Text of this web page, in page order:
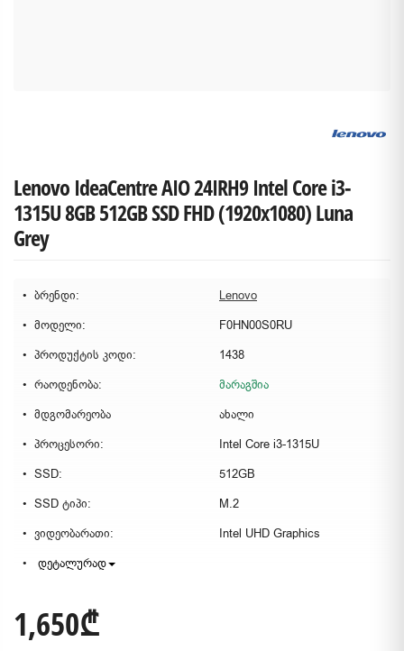
Lenovo IdeaCentre AIO 24IRH9 Intel Core i3-
1315U 8GB 512GB SSD FHD (1920x1080) Luna
Grey
ბრენდი:
Lenovo
მოდელი:
F0HN00S0RU
პროდუქტის კოდი:
1438
რაოდენობა:
მარაგშია
მდგომარეობა
ახალი
პროცესორი:
Intel Core i3-1315U
SSD:
512GB
SSD ტიპი:
M.2
ვიდეობარათი:
Intel UHD Graphics
დეტალურად
1,650₾